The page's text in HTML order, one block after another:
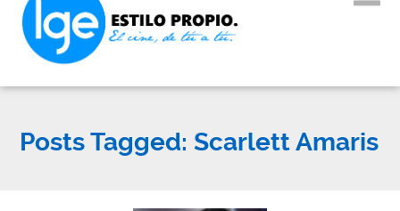
Posts Tagged: Scarlett Amaris